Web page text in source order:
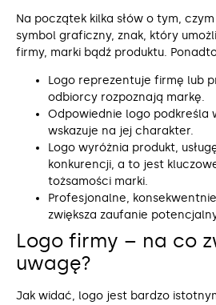
Na początek kilka słów o tym,
symbol graficzny, znak, który
firmy, marki bądź produktu.
Logo reprezentuje firmę lub
odbiorcy rozpoznają markę.
Odpowiednie logo podkreśla
wskazuje na jej charakter.
Logo wyróżnia produkt,
konkurencji, a to jest
tożsamości marki.
Profesjonalne,
zwiększa zaufanie
Logo firmy – na co
uwagę?
Jak widać, logo jest bardzo